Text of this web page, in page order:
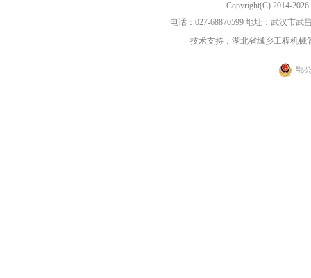
Copyright(C) 2014-
电话：027-68870599 地址：武汉市
技术支持：湖北省城乡工程机
鄂